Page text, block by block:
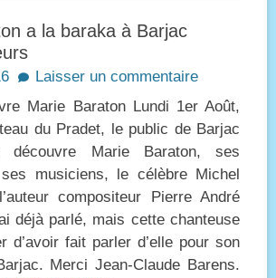
a la baraka à Barjac
Laisser un commentaire
Marie Baraton Lundi 1er Août,
du Pradet, le public de Barjac
découvre Marie Baraton, ses
musiciens, le célèbre Michel
compositeur Pierre André
déjà parlé, mais cette chanteuse
d’avoir fait parler d’elle pour son
Merci Jean-Claude Barens.